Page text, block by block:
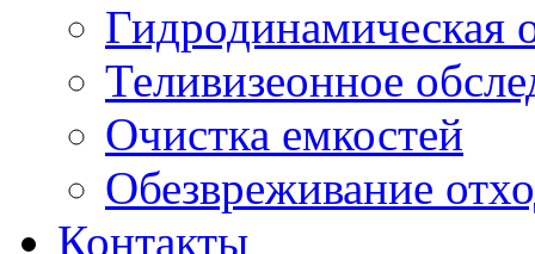
Гидродинамическая
Теливизеонное
Очистка емкостей
Обезвреживание
Контакты